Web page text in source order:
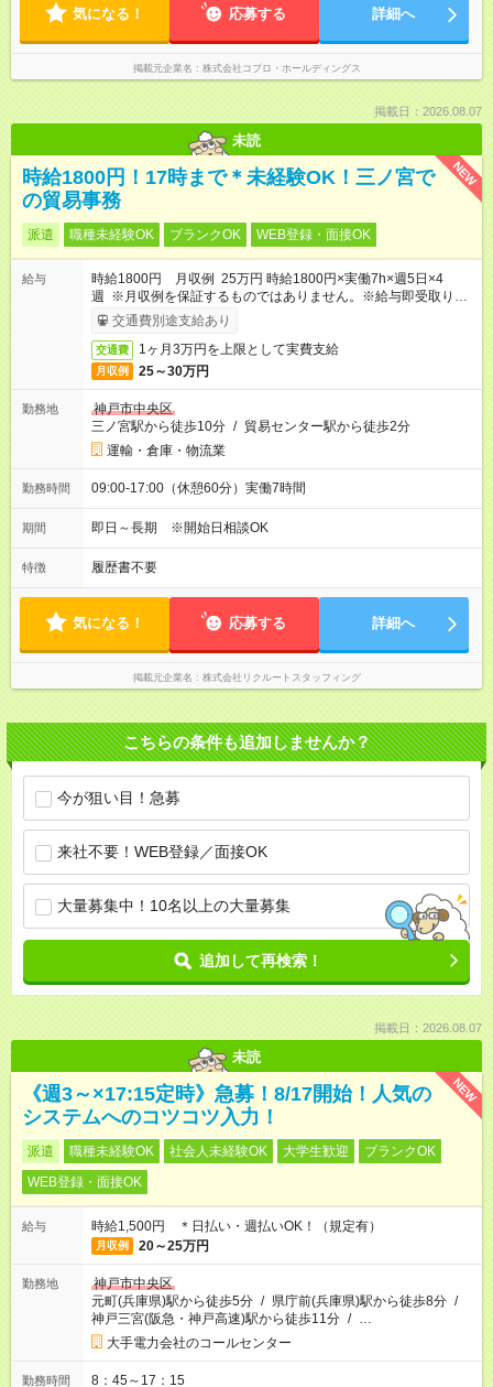
気になる！ 応募する 詳細へ
掲載元企業名 株式会社コプロ・ホールディングス
掲載日：2026.08.07
未読
NEW
時給1800円！17時まで＊未経験OK！三ノ宮で
の貿易事務
派遣 職種未経験OK ブランクOK WEB登録・面接OK
給与
時給1800円 月収例 25万円 時給1800円×実働7h×週5日×4
週 ※月収例を保証するものではありません。※給与即受取りサ
ービス利用可（利用条件有）
交通費別途支給あり
交通費 1ヶ月3万円を上限として実費支給
月収例 25～30万円
勤務地
神戸市中央区
三ノ宮駅から徒歩10分 / 貿易センター駅から徒歩2分
運輸・倉庫・物流業
勤務時間 09:00-17:00（休憩60分）実働7時間
期間 即日～長期 ※開始日相談OK
特徴 履歴書不要
気になる！ 応募する 詳細へ
掲載元企業名 株式会社リクルートスタッフィング
こちらの条件も追加しませんか？
今が狙い目！急募
来社不要！WEB登録／面接OK
大量募集中！10名以上の大量募集
追加して再検索！
掲載日：2026.08.07
未読
NEW
《週3～×17:15定時》急募！8/17開始！人気の
システムへのコツコツ入力！
派遣 職種未経験OK 社会人未経験OK 大学生歓迎
ブランクOK
WEB登録・面接OK
給与 時給1,500円 ＊日払い・週払いOK！（規定有）
月収例 20～25万円
勤務地
神戸市中央区
元町(兵庫県)駅から徒歩5分 / 県庁前(兵庫県)駅から徒歩8分 /
神戸三宮(阪急・神戸高速)駅から徒歩11分 / …
大手電力会社のコールセンター
勤務時間 8：45～17：15